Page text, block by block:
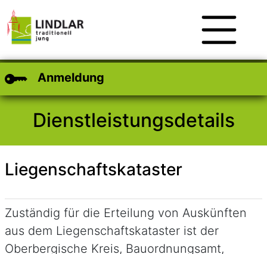
Anmeldung
Dienstleistungsdetails
Liegenschaftskataster
Kurzbeschreibung
Zuständig für die Erteilung von Auskünften
aus dem Liegenschaftskataster ist der
Oberbergische Kreis, Bauordnungsamt,